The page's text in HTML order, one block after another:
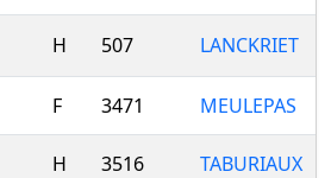
H 507 LANCKRIET
F 3471 MEULEPAS
H 3516 TABURIAUX